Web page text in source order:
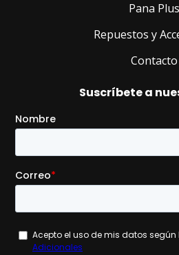
Pana Plus
Repuestos y
Contacto
Suscríbete a